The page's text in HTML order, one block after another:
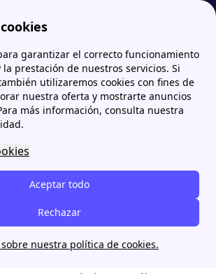
garantizar el correcto funcionamiento
prestación de nuestros servicios. Si
utilizaremos cookies con fines de
nuestra oferta y mostrarte anuncios
más información, consulta nuestra
Aceptar todo
Rechazar
nuestra política de cookies.
Repsol Precio del kWh de Repsol hoy: tarifas de luz actualizadas
kWh de Repsol
de luz
contratada con Repsol, el
consumes
el ahorro en tu próxima